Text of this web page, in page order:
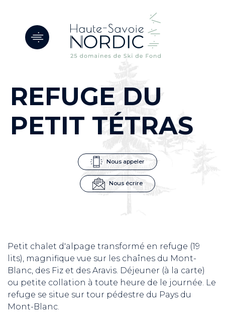
REFUGE DU
PETIT TÉTRAS
Nous appeler
Nous écrire
Petit chalet d'alpage transformé en refuge (19
lits), magnifique vue sur les chaînes du Mont-
Blanc, des Fiz et des Aravis. Déjeuner (à la carte)
ou petite collation à toute heure de le journée. Le
refuge se situe sur tour pédestre du Pays du
Mont-Blanc.